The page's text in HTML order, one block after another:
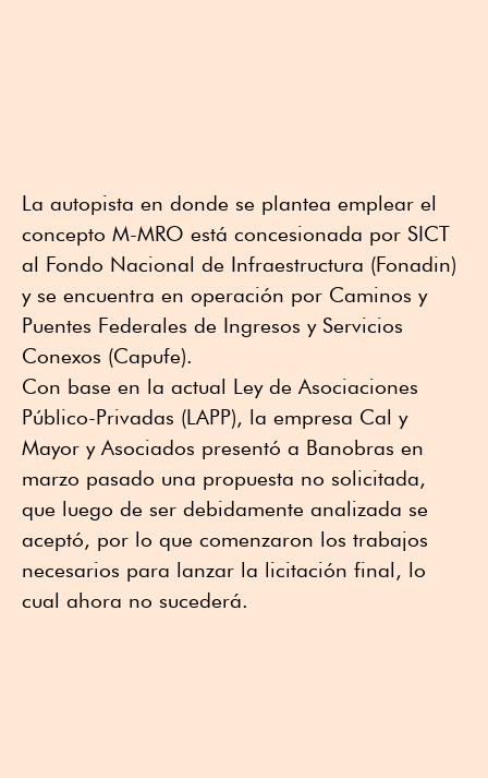
La autopista en donde se plantea emplear el
concepto M-MRO está concesionada por SICT
al Fondo Nacional de Infraestructura (Fonadin)
y se encuentra en operación por Caminos y
Puentes Federales de Ingresos y Servicios
Conexos (Capufe).
Con base en la actual Ley de Asociaciones
Público-Privadas (LAPP), la empresa Cal y
Mayor y Asociados presentó a Banobras en
marzo pasado una propuesta no solicitada,
que luego de ser debidamente analizada se
aceptó, por lo que comenzaron los trabajos
necesarios para lanzar la licitación final, lo
cual ahora no sucederá.